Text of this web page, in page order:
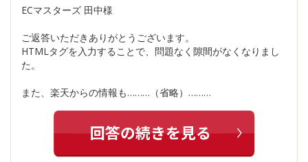
ECマスターズ 田中様
ご返答いただきありがとうございます。
HTMLタグを入力することで、問題なく隙間がなくなりまし
た。
また、楽天からの情報も………（省略）………